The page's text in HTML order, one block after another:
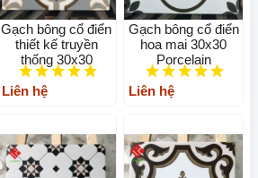
Gạch bông cổ điển
thiết kế truyền
thống 30x30
Liên hệ
Gạch bông cổ điển
hoa mai 30x30
Porcelain
Liên hệ